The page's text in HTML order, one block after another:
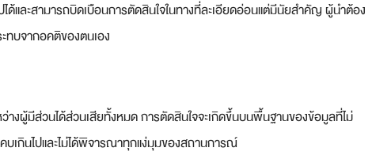
ด้และสามารถบิดเบือนการตัดสินใจในทางที่ละเอียดอ่อนแต่มีนัยสำคัญ ผู้นำต้อง
ทบจากอคติของตนเอง
างผู้มีส่วนได้ส่วนเสียทั้งหมด การตัดสินใจจะเกิดขึ้นบนพื้นฐานของข้อมูลที่ไม่
เกินไปและไม่ได้พิจารณาทุกแง่มุมของสถานการณ์